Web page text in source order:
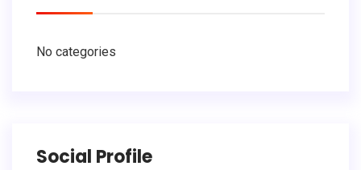
No categories
Social Profile